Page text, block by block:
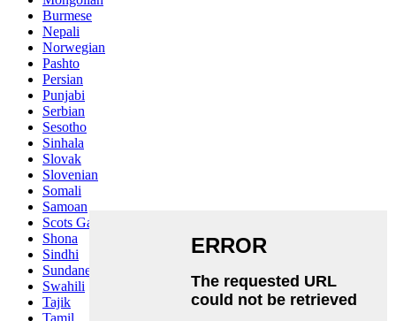
Burmese
Nepali
Norwegian
Pashto
Persian
Punjabi
Serbian
Sesotho
Sinhala
Slovak
Slovenian
Somali
Samoan
Scots Gaelic
Shona
Sindhi
Sundanese
Swahili
Tajik